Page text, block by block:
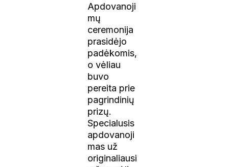
Apdovanoji
mų
ceremonija
prasidėjo
padėkomis,
o vėliau
buvo
pereita prie
pagrindinių
prizų.
Specialusis
apdovanoji
mas už
originaliausi